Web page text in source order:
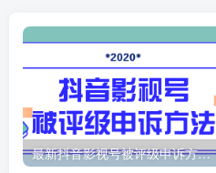
最新抖音影视号被评级申诉方法视频教程